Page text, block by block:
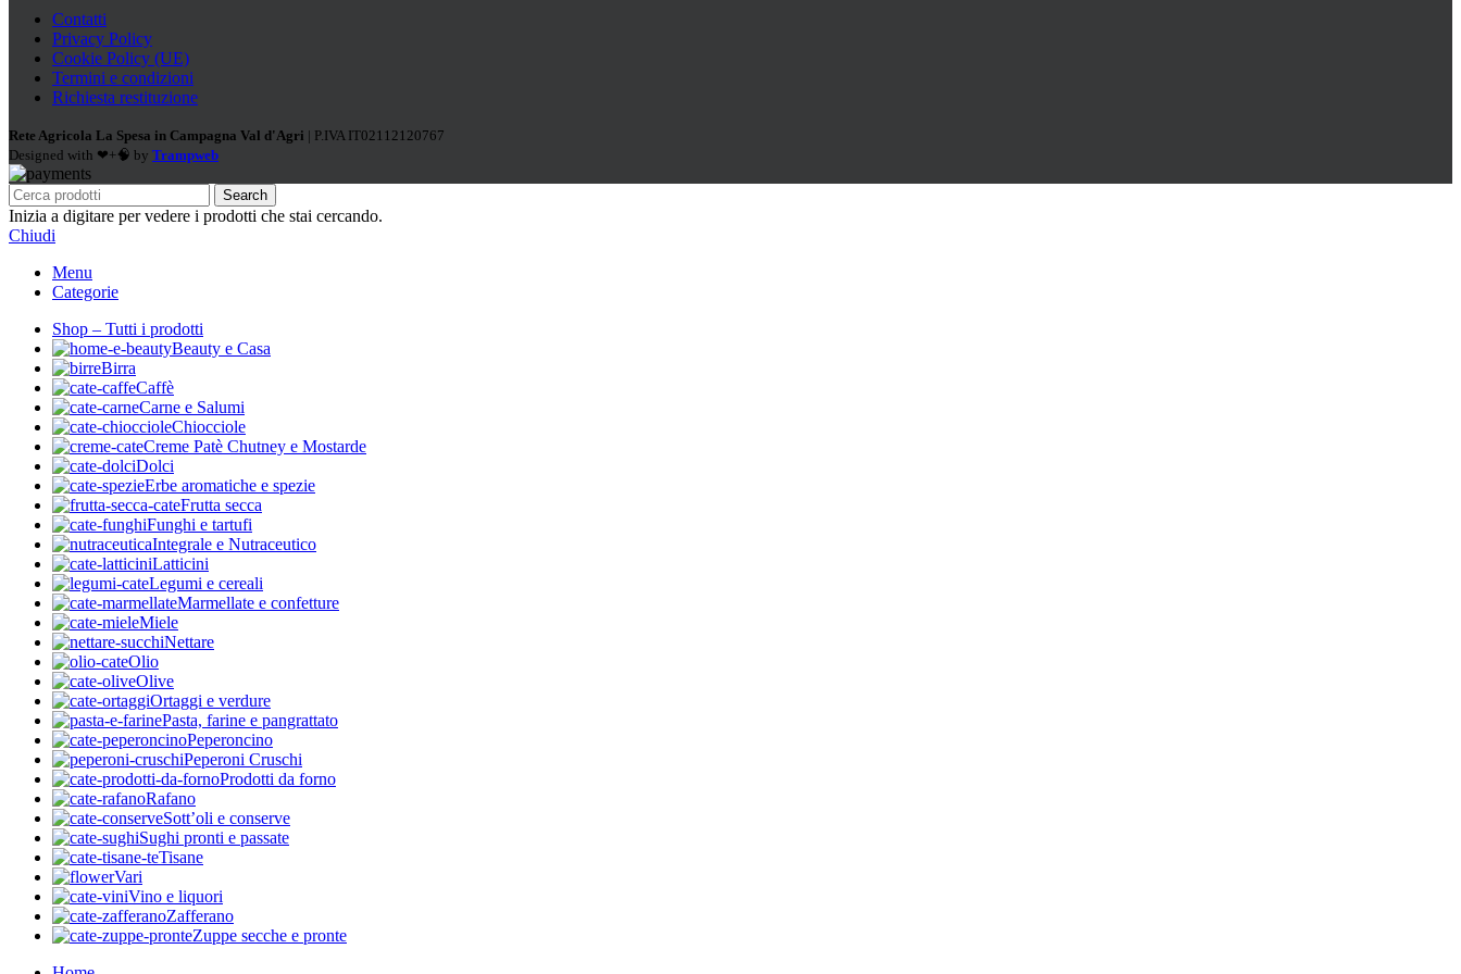
Contatti
Privacy Policy
Cookie Policy (UE)
Termini e condizioni
Richiesta restituzione
Rete Agricola La Spesa in Campagna Val d'Agri | P.IVA IT02112120767
Designed with ❤+🧠 by Trampweb
Search
Inizia a digitare per vedere i prodotti che stai cercando.
Chiudi
Menu
Categorie
Shop – Tutti i prodotti
Beauty e Casa
Birra
Caffè
Carne e Salumi
Chiocciole
Creme Patè Chutney e Mostarde
Dolci
Erbe aromatiche e spezie
Frutta secca
Funghi e tartufi
Integrale e Nutraceutico
Latticini
Legumi e cereali
Marmellate e confetture
Miele
Nettare
Olio
Olive
Ortaggi e verdure
Pasta, farine e pangrattato
Peperoncino
Peperoni Cruschi
Prodotti da forno
Rafano
Sott’oli e conserve
Sughi pronti e passate
Tisane
Vari
Vino e liquori
Zafferano
Zuppe secche e pronte